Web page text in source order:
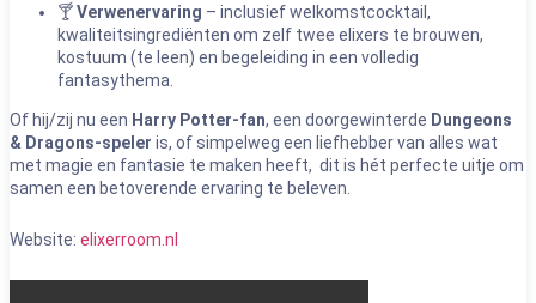
🍸Verwenervaring – inclusief welkomstcocktail,
kwaliteitsingrediënten om zelf twee elixers te brouwen,
kostuum (te leen) en begeleiding in een volledig
fantasythema.
Of hij/zij nu een Harry Potter-fan, een doorgewinterde Dungeons
& Dragons-speler is, of simpelweg een liefhebber van alles wat
met magie en fantasie te maken heeft, dit is hét perfecte uitje om
samen een betoverende ervaring te beleven.
Website: elixerroom.nl